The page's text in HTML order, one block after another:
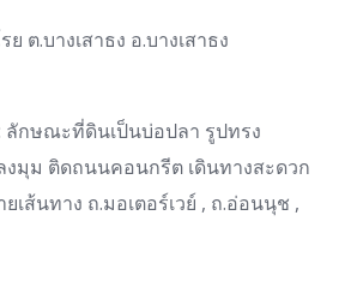
ต.บางเสาธง อ.บางเสาธง
ลักษณะที่ดินเป็นบ่อปลา รูปทรง
งมุม ติดถนนคอนกรีต เดินทางสะดวก
เส้นทาง ถ.มอเตอร์เวย์ , ถ.อ่อนนุช ,